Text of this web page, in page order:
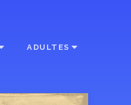
ADULTES